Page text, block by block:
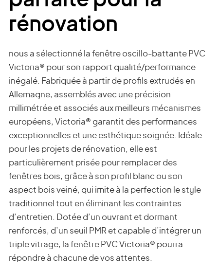
rénovation
nous a sélectionné la fenêtre oscillo-battante PVC
Victoria® pour son rapport qualité/performance
inégalé. Fabriquée à partir de profils extrudés en
Allemagne, assemblés avec une précision
millimétrée et associés aux meilleurs mécanismes
européens, Victoria® garantit des performances
exceptionnelles et une esthétique soignée. Idéale
pour les projets de rénovation, elle est
particulièrement prisée pour remplacer des
fenêtres bois, grâce à son profil blanc ou son
aspect bois veiné, qui imite à la perfection le style
traditionnel tout en éliminant les contraintes
d’entretien. Dotée d’un ouvrant et dormant
renforcés, d’un seuil PMR et capable d’intégrer un
triple vitrage, la fenêtre PVC Victoria® pourra
répondre à chacune de vos attentes.